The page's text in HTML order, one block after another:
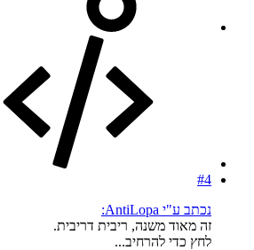
#4
נכתב ע"י AntiLopa:
זה מאוד משנה, ריבית דריבית.
לחץ כדי להרחיב...